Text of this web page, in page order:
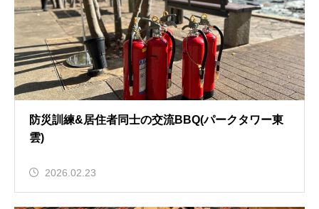
防災訓練&居住者同士の交流BBQ(パークタワー東
雲)
2026.02.23